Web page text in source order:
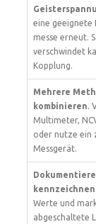
eine geeignete
messe erneut.
verschwindet
Kopplung.
Mehrere
kombinieren.
Multimeter,
oder nutze ein
Messgerät.
kennzeichnen
Werte und
abgeschaltete